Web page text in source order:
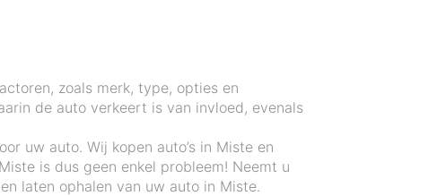
zoals merk, type, opties en
de auto verkeert is van invloed, evenals
uw auto. Wij kopen auto’s in Miste en
is dus geen enkel probleem! Neemt u
laten ophalen van uw auto in Miste.